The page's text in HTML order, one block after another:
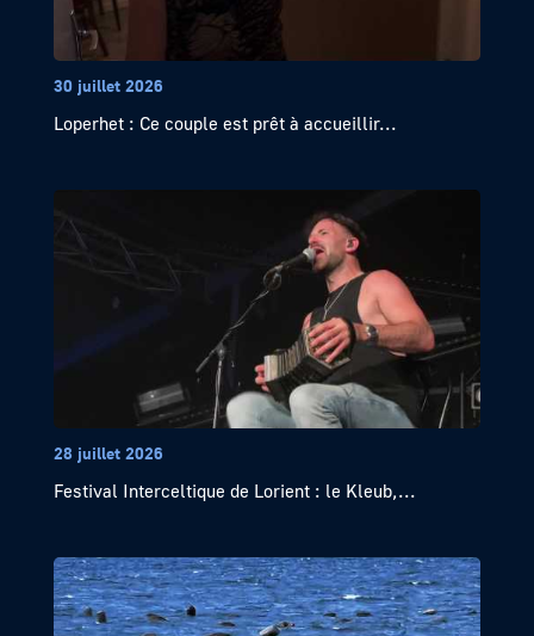
30 juillet 2026
Loperhet : Ce couple est prêt à accueillir...
28 juillet 2026
Festival Interceltique de Lorient : le Kleub,...